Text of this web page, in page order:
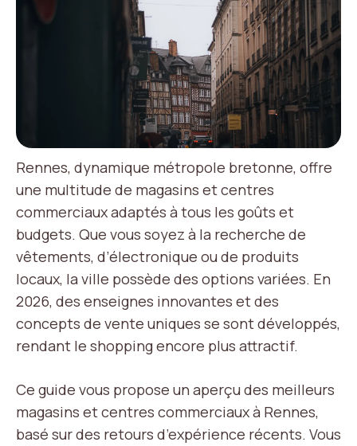
Rennes, dynamique métropole bretonne, offre
une multitude de magasins et centres
commerciaux adaptés à tous les goûts et
budgets. Que vous soyez à la recherche de
vêtements, d’électronique ou de produits
locaux, la ville possède des options variées. En
2026, des enseignes innovantes et des
concepts de vente uniques se sont développés,
rendant le shopping encore plus attractif.
Ce guide vous propose un aperçu des meilleurs
magasins et centres commerciaux à Rennes,
basé sur des retours d’expérience récents. Vous